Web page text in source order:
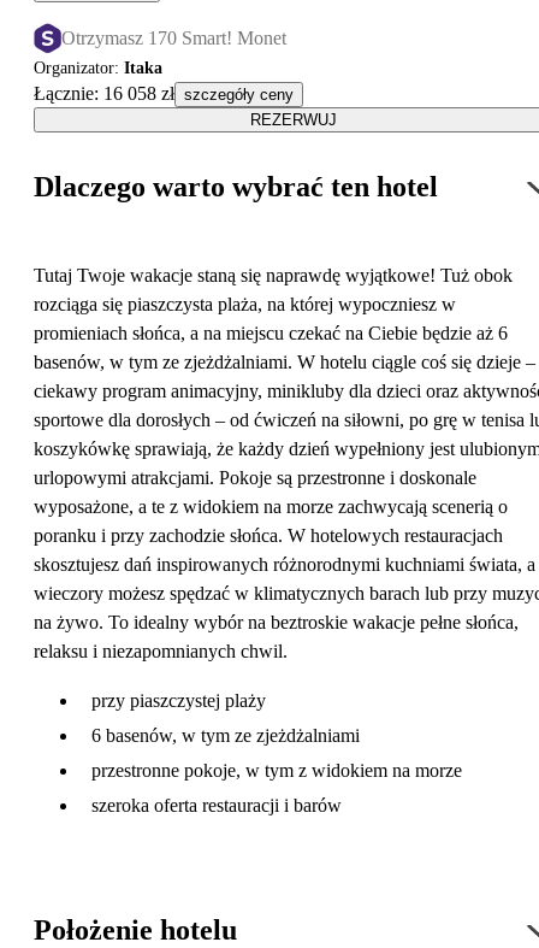
Otrzymasz 170 Smart! Monet
Organizator: Itaka
Łącznie: 16 058 zł szczegóły ceny
REZERWUJ
Dlaczego warto wybrać ten hotel
Tutaj Twoje wakacje staną się naprawdę wyjątkowe! Tuż obok
rozciąga się piaszczysta plaża, na której wypoczniesz w
promieniach słońca, a na miejscu czekać na Ciebie będzie aż 6
basenów, w tym ze zjeżdżalniami. W hotelu ciągle coś się dzieje –
ciekawy program animacyjny, minikluby dla dzieci oraz
sportowe dla dorosłych – od ćwiczeń na siłowni, po grę w tenisa
koszykówkę sprawiają, że każdy dzień wypełniony jest
urlopowymi atrakcjami. Pokoje są przestronne i doskonale
wyposażone, a te z widokiem na morze zachwycają scenerią o
poranku i przy zachodzie słońca. W hotelowych restauracjach
skosztujesz dań inspirowanych różnorodnymi kuchniami świata, a
wieczory możesz spędzać w klimatycznych barach lub przy
na żywo. To idealny wybór na beztroskie wakacje pełne słońca,
relaksu i niezapomnianych chwil.
przy piaszczystej plaży
6 basenów, w tym ze zjeżdżalniami
przestronne pokoje, w tym z widokiem na morze
szeroka oferta restauracji i barów
Położenie hotelu